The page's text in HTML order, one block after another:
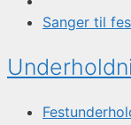
Sanger til